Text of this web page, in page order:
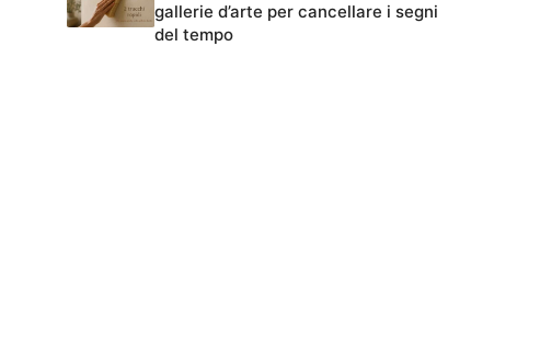
gallerie d’arte per cancellare i segni
del tempo